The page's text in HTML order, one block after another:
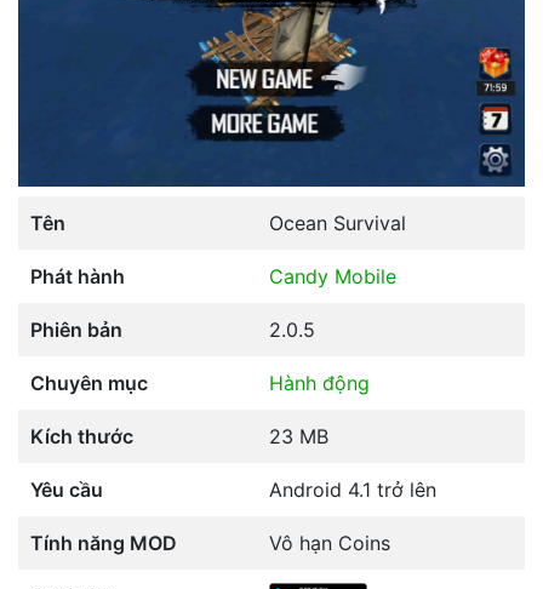
Tên Ocean Survival
Phát hành Candy Mobile
Phiên bản 2.0.5
Chuyên mục Hành động
Kích thước 23 MB
Yêu cầu Android 4.1 trở lên
Tính năng MOD Vô hạn Coins